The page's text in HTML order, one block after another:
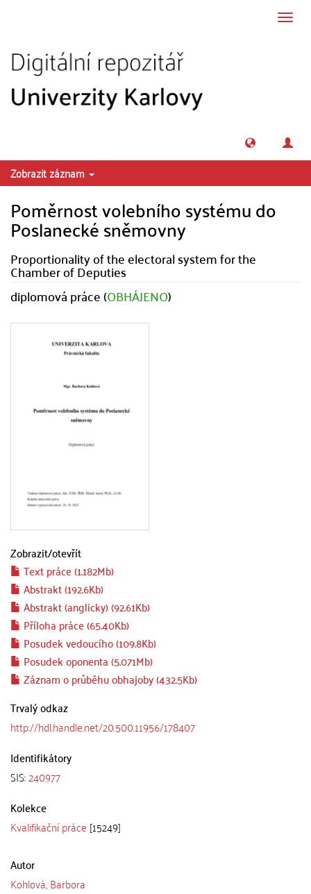
Zobrazit záznam
Poměrnost volebního systému do
Poslanecké sněmovny
Proportionality of the electoral system for the
Chamber of Deputies
diplomová práce (OBHÁJENO)
Zobrazit/otevřít
Text práce (1.182Mb)
Abstrakt (192.6Kb)
Abstrakt (anglicky) (92.61Kb)
Příloha práce (65.40Kb)
Posudek vedoucího (109.8Kb)
Posudek oponenta (5.071Mb)
Záznam o průběhu obhajoby (432.5Kb)
Trvalý odkaz
http://hdl.handle.net/20.500.11956/178407
Identifikátory
SIS:240977
Kolekce
Kvalifikační práce [15249]
Autor
Kohlová, Barbora